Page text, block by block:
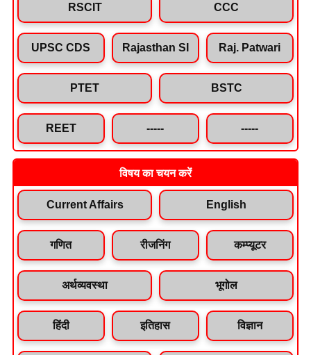
RSCIT CCC
UPSC CDS Rajasthan SI Raj. Patwari
PTET BSTC
REET ----- -----
विषय का चयन करें
Current Affairs English
गणित रीजनिंग कम्प्यूटर
अर्थव्यवस्था भूगोल
हिंदी इतिहास विज्ञान